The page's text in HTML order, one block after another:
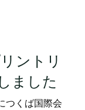
ントリ
ました
つくば国際会